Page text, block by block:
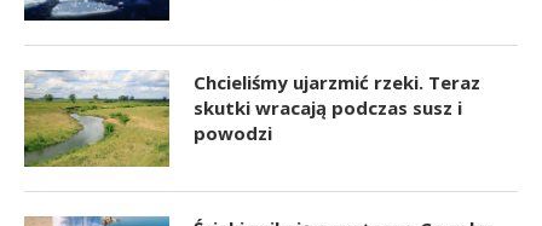
Chcieliśmy ujarzmić rzeki. Teraz
skutki wracają podczas susz i
powodzi